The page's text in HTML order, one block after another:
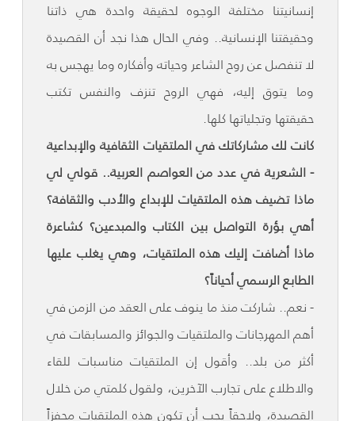
إنسانيتنا مختلفة الوجوه لحقيقة واحدة هي ذاتنا
وحقيقتنا الإنسانية.. وفي الحال هذا نجد أن القصيدة
لا تنفصل عن روح الشاعر وحياته وأفكاره وما يهجس به
وما يتوق إليه، فهي الروح تنزف والنفس تكتب
حقيقتها وتجلياتها كلها.
كانت لك مشاركاتك في الملتقيات الثقافية والإبداعية
- الشعرية في عدد من العواصم العربية.. قولي لي
ماذا تضيف هذه الملتقيات للإبداع والأدب والثقافة؟
أهي بؤرة التواصل بين الكتاب والمبدعين؟ كشاعرة
ماذا أضافت إليك هذه الملتقيات، وهي يغلب عليها
الطابع الرسمي أحياناً؟
- نعم.. شاركت منذ ما ينوف على العقد من الزمن في
أهم المهرجانات والملتقيات والجوائز والمسابقات في
أكثر من بلد.. وأقول إن الملتقيات مناسبات للقاء
والاطلاع على تجارب الآخرين، ولقول كلمتي من خلال
القصيدة، ولاحقاً يجب أن تكون هذه الملتقيات محفزاً